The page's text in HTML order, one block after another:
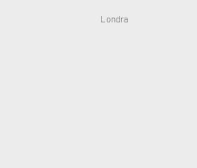
Londra